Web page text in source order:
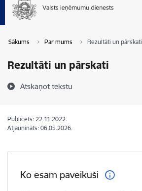
Sākums Par mums Rezultāti un pārskati
Rezultāti un pārskati
Atskaņot tekstu
Publicēts: 22.11.2022.
Atjaunināts: 06.05.2026.
Ko esam paveikuši